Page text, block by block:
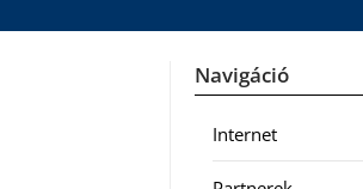
Navigáció
Internet